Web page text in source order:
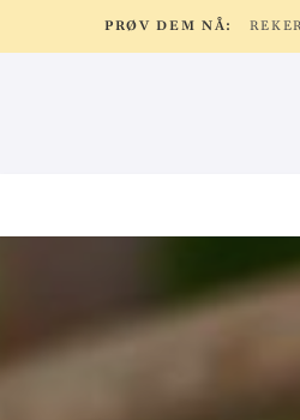
PRØV DEM NÅ: